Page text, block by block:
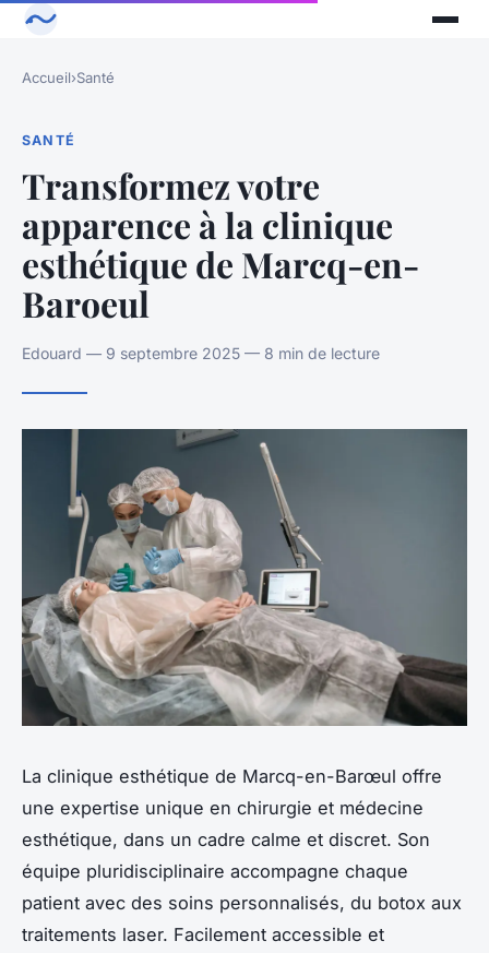
Accueil›Santé
SANTÉ
Transformez votre
apparence à la clinique
esthétique de Marcq-en-
Baroeul
Edouard — 9 septembre 2025 — 8 min de lecture
La clinique esthétique de Marcq-en-Barœul offre
une expertise unique en chirurgie et médecine
esthétique, dans un cadre calme et discret. Son
équipe pluridisciplinaire accompagne chaque
patient avec des soins personnalisés, du botox aux
traitements laser. Facilement accessible et